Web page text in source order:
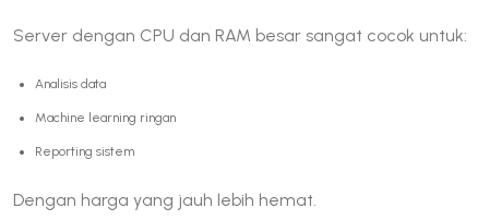
Server dengan CPU dan RAM besar sangat cocok untuk:
Analisis data
Machine learning ringan
Reporting sistem
Dengan harga yang jauh lebih hemat.